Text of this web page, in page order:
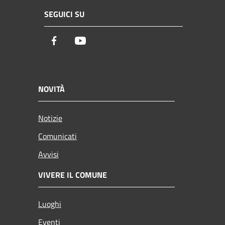
SEGUICI SU
Facebook
NOVITÀ
Notizie
Comunicati
Avvisi
VIVERE IL COMUNE
Luoghi
Eventi